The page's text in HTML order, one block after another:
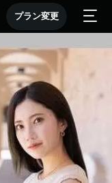
プラン変更